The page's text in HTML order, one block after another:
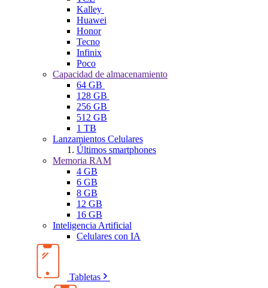
Kalley
Huawei
Honor
Tecno
Infinix
Poco
Capacidad de almacenamiento
64 GB
128 GB
256 GB
512 GB
1 TB
Lanzamientos Celulares
Últimos smartphones
Memoria RAM
4 GB
6 GB
8 GB
12 GB
16 GB
Inteligencia Artificial
Celulares con IA
Tabletas